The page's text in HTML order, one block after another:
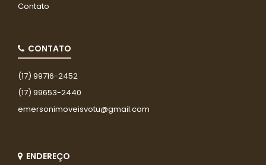
Contato
CONTATO
(17) 99716-2452
(17) 99653-2440
emersonimoveisvotu@gmail.com
ENDEREÇO